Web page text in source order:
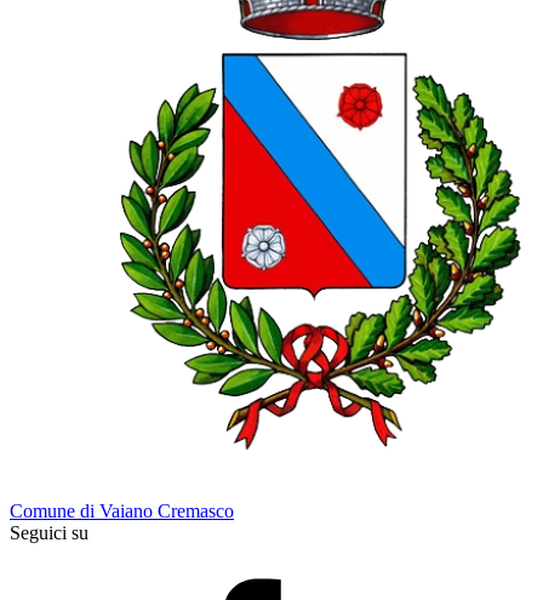
Comune di Vaiano Cremasco
Seguici su